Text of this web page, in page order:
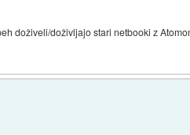
doživeli/doživljajo stari netbooki z